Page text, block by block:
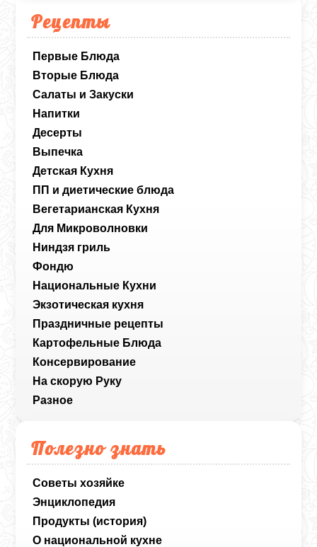
Рецепты
Первые Блюда
Вторые Блюда
Салаты и Закуски
Напитки
Десерты
Выпечка
Детская Кухня
ПП и диетические блюда
Вегетарианская Кухня
Для Микроволновки
Ниндзя гриль
Фондю
Национальные Кухни
Экзотическая кухня
Праздничные рецепты
Картофельные Блюда
Консервирование
На скорую Руку
Разное
Полезно знать
Советы хозяйке
Энциклопедия
Продукты (история)
О национальной кухне